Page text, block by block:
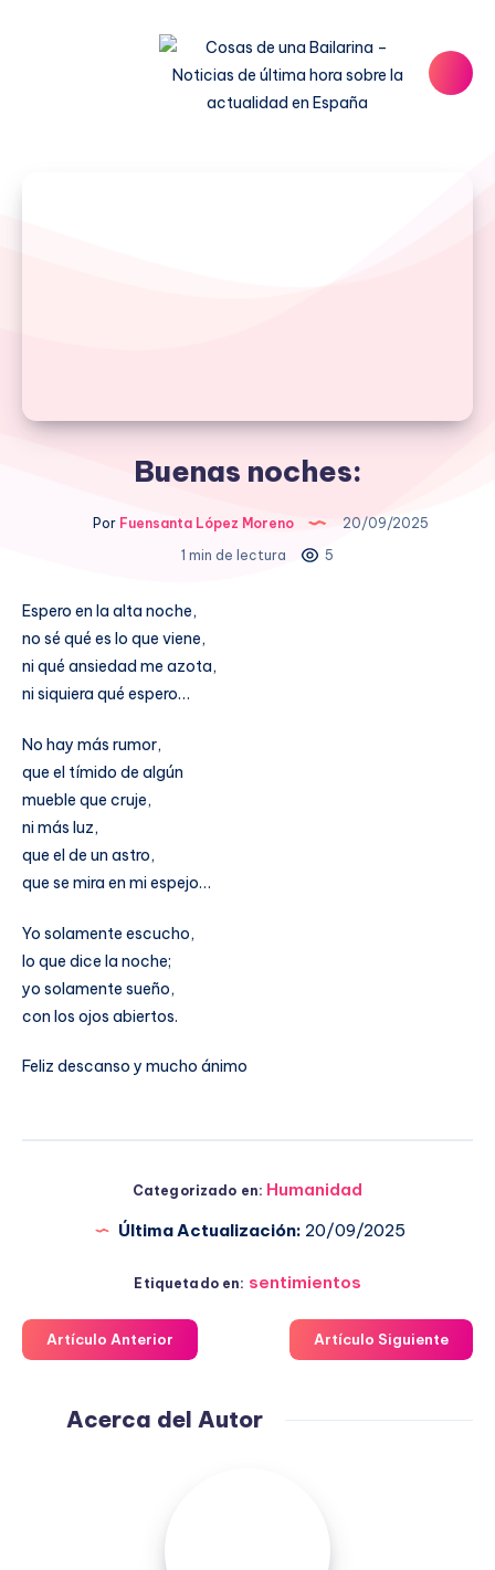
Buenas noches:
PorFuensanta López Moreno
20/09/2025
1 min de lectura
5
Espero en la alta noche,
no sé qué es lo que viene,
ni qué ansiedad me azota,
ni siquiera qué espero…
No hay más rumor,
que el tímido de algún
mueble que cruje,
ni más luz,
que el de un astro,
que se mira en mi espejo…
Yo solamente escucho,
lo que dice la noche;
yo solamente sueño,
con los ojos abiertos.
Feliz descanso y mucho ánimo
Categorizado en: Humanidad
Última Actualización: 20/09/2025
Etiquetado en: sentimientos
Artículo Anterior Artículo Siguiente
Acerca del Autor